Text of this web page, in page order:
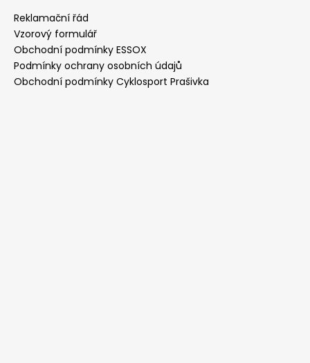
Reklamační řád
Vzorový formulář
Obchodní podmínky ESSOX
Podmínky ochrany osobních údajů
Obchodní podmínky Cyklosport Prašivka